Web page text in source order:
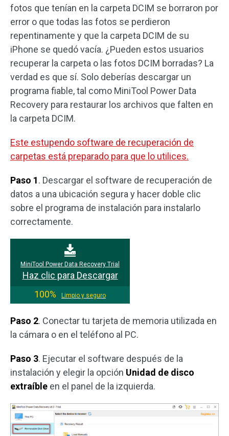
fotos que tenían en la carpeta DCIM se borraron por
error o que todas las fotos se perdieron
repentinamente y que la carpeta DCIM de su
iPhone se quedó vacía. ¿Pueden estos usuarios
recuperar la carpeta o las fotos DCIM borradas? La
verdad es que sí. Solo deberías descargar un
programa fiable, tal como MiniTool Power Data
Recovery para restaurar los archivos que falten en
la carpeta DCIM.
Este estupendo software de recuperación de
carpetas está preparado para que lo utilices.
Paso 1. Descargar el software de recuperación de
datos a una ubicación segura y hacer doble clic
sobre el programa de instalación para instalarlo
correctamente.
MiniTool Power Data Recovery Trial
Haz clic para Descargar
100%
Limpio y seguro
Paso 2. Conectar tu tarjeta de memoria utilizada en
la cámara o en el teléfono al PC.
Paso 3. Ejecutar el software después de la
instalación y elegir la opción Unidad de disco
extraíble en el panel de la izquierda.